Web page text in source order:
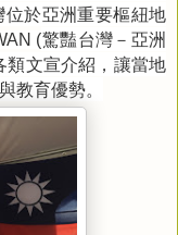
於亞洲重要樞紐地
(驚豔台灣－亞洲
類文宣介紹，讓當地
教育優勢。